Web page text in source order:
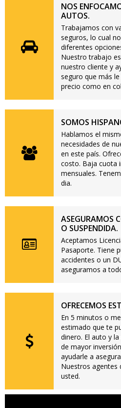
NOS
AUTOS.
Trabajamos con
seguros, lo cual
diferentes
Nuestro trabajo
nuestro cliente y
seguro que más
precio como en
SOMOS
Hablamos el
necesidades de
en este país.
costo. Baja cuota
mensuales.
dia.
ASEGURAMOS
O SUSPENDIDA.
Aceptamos
Pasaporte. Tiene
accidentes o un
aseguramos a
OFRECEMOS
En 5 minutos o
estimado que te
dinero. El auto y
de mayor
ayudarle a
Nuestros agentes
usted.